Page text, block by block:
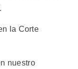
la Corte
nuestro